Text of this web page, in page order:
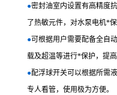
●密封油室内设置有高精度
了热敏元件，对水泵电机*保
●可根据用户需要配备全自
载及超温等进行*保护，提
●配浮球开关可以根据所需
专人看管，使用极为方便。